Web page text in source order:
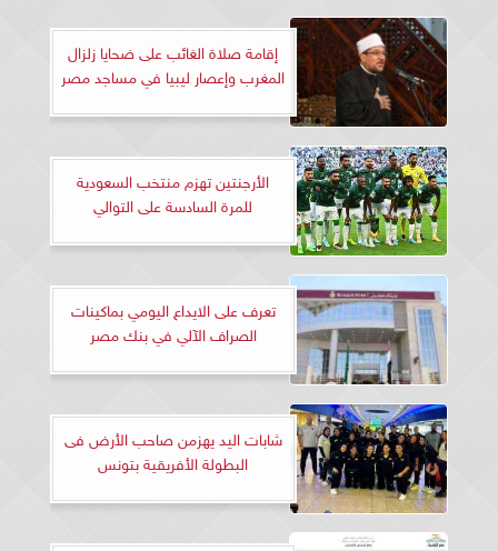
إقامة صلاة الغائب على ضحايا زلزال
المغرب وإعصار ليبيا في مساجد مصر
الأرجنتين تهزم منتخب السعودية
للمرة السادسة على التوالي
تعرف على الايداع اليومي بماكينات
الصراف الآلي في بنك مصر
شابات اليد يهزمن صاحب الأرض فى
البطولة الأفريقية بتونس